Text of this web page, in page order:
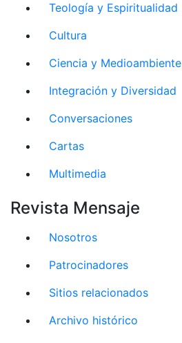
Teología y Espiritualidad
Cultura
Ciencia y Medioambiente
Integración y Diversidad
Conversaciones
Cartas
Multimedia
Revista Mensaje
Nosotros
Patrocinadores
Sitios relacionados
Archivo histórico